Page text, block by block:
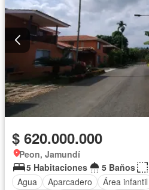
$ 620.000.000
Peon, Jamundí
5 Habitaciones
5 Baños
Agua
Aparcadero Área infantil